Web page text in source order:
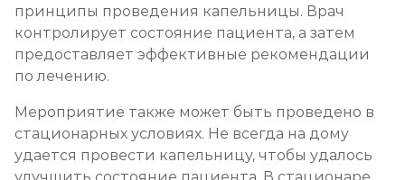
принципы проведения капельницы. Врач
контролирует состояние пациента, а затем
предоставляет эффективные рекомендации
по лечению.
Мероприятие также может быть проведено в
стационарных условиях. Не всегда на дому
удается провести капельницу, чтобы удалось